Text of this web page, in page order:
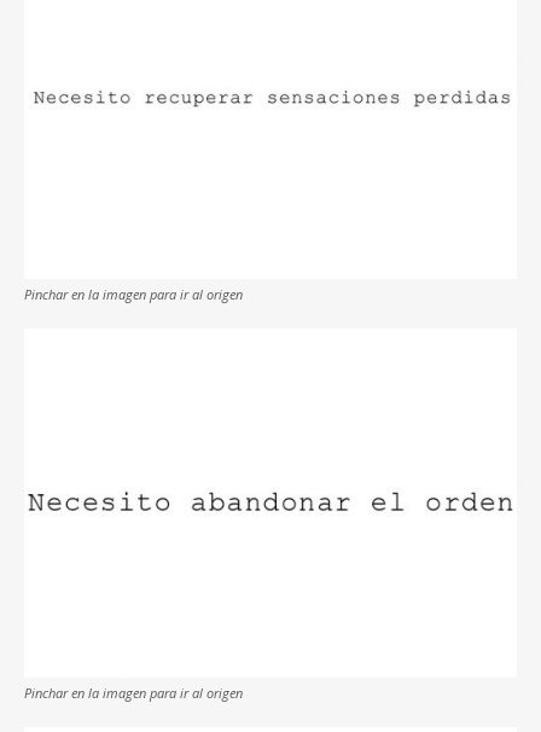
Pinchar en la imagen para ir al origen
Pinchar en la imagen para ir al origen